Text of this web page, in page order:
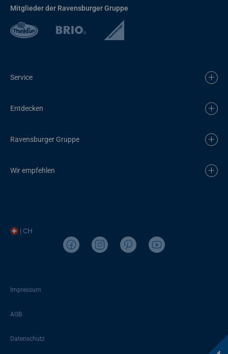
Mitglieder der Ravensburger Gruppe
Service
Entdecken
Ravensburger Gruppe
Wir empfehlen
| CH
Impressum
AGB
Datenschutz